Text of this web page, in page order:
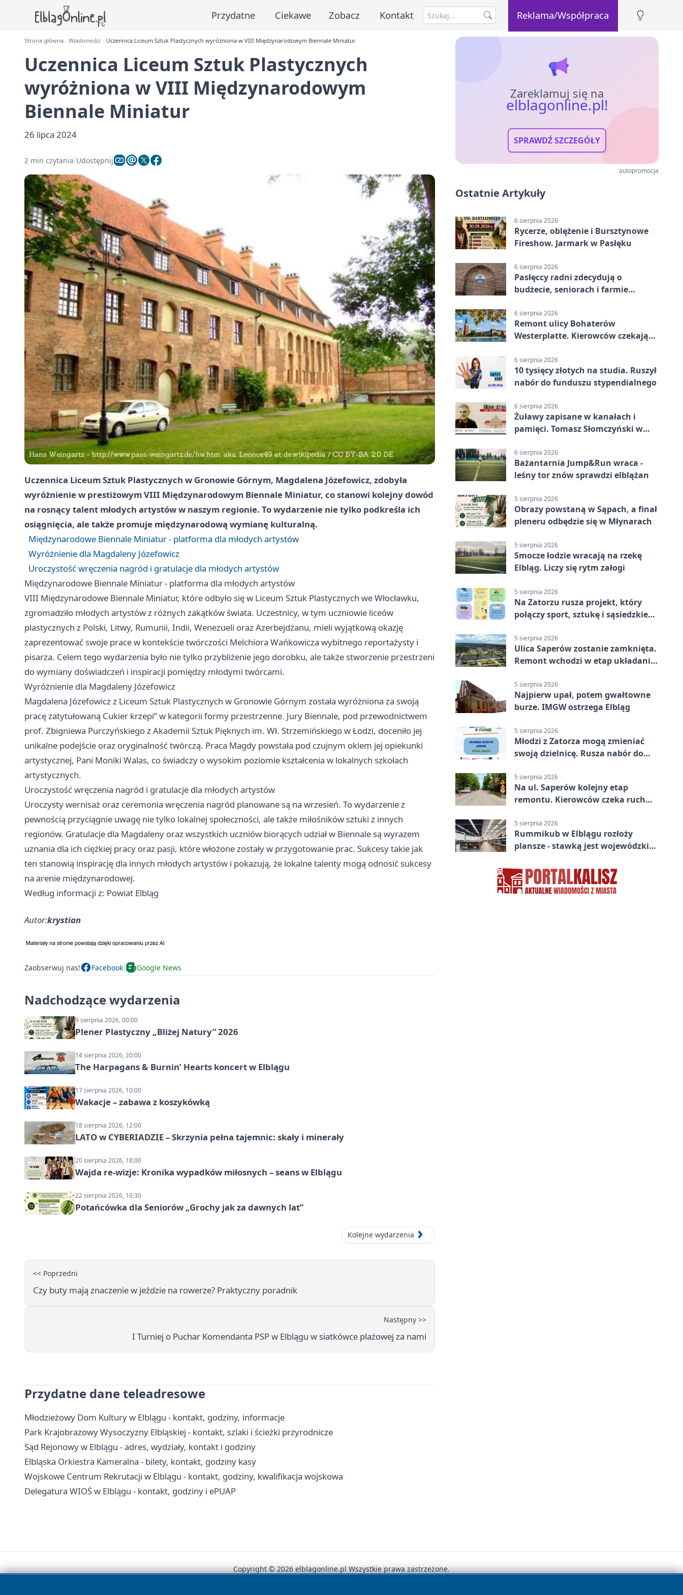
Przydatne Ciekawe Zobacz Kontakt Reklama/Współpraca
Strona główna Wiadomości Uczennica Liceum Sztuk Plastycznych wyróżniona w VIII Międzynarodowym Biennale Miniatur
Uczennica Liceum Sztuk Plastycznych
wyróżniona w VIII Międzynarodowym
Biennale Miniatur
26 lipca 2024
2 min czytania Udostępnij
Uczennica Liceum Sztuk Plastycznych w Gronowie Górnym, Magdalena Józefowicz, zdobyła
wyróżnienie w prestiżowym VIII Międzynarodowym Biennale Miniatur, co stanowi kolejny dowód
na rosnący talent młodych artystów w naszym regionie. To wydarzenie nie tylko podkreśla ich
osiągnięcia, ale także promuje międzynarodową wymianę kulturalną.
Międzynarodowe Biennale Miniatur - platforma dla młodych artystów
Wyróżnienie dla Magdaleny Józefowicz
Uroczystość wręczenia nagród i gratulacje dla młodych artystów
Międzynarodowe Biennale Miniatur - platforma dla młodych artystów
VIII Międzynarodowe Biennale Miniatur, które odbyło się w Liceum Sztuk Plastycznych we Włocławku,
zgromadziło młodych artystów z różnych zakątków świata. Uczestnicy, w tym uczniowie liceów
plastycznych z Polski, Litwy, Rumunii, Indii, Wenezueli oraz Azerbejdżanu, mieli wyjątkową okazję
zaprezentować swoje prace w kontekście twórczości Melchiora Wańkowicza wybitnego reportażysty i
pisarza. Celem tego wydarzenia było nie tylko przybliżenie jego dorobku, ale także stworzenie przestrzeni
do wymiany doświadczeń i inspiracji pomiędzy młodymi twórcami.
Wyróżnienie dla Magdaleny Józefowicz
Magdalena Józefowicz z Liceum Sztuk Plastycznych w Gronowie Górnym została wyróżniona za swoją
pracę zatytułowaną Cukier krzepi” w kategorii formy przestrzenne. Jury Biennale, pod przewodnictwem
prof. Zbigniewa Purczyńskiego z Akademii Sztuk Pięknych im. Wł. Strzemińskiego w Łodzi, doceniło jej
unikalne podejście oraz oryginalność twórczą. Praca Magdy powstała pod czujnym okiem jej opiekunki
artystycznej, Pani Moniki Walas, co świadczy o wysokim poziomie kształcenia w lokalnych szkołach
artystycznych.
Uroczystość wręczenia nagród i gratulacje dla młodych artystów
Uroczysty wernisaż oraz ceremonia wręczenia nagród planowane są na wrzesień. To wydarzenie z
pewnością przyciągnie uwagę nie tylko lokalnej społeczności, ale także miłośników sztuki z innych
regionów. Gratulacje dla Magdaleny oraz wszystkich uczniów biorących udział w Biennale są wyrazem
uznania dla ich ciężkiej pracy oraz pasji, które włożone zostały w przygotowanie prac. Sukcesy takie jak
ten stanowią inspirację dla innych młodych artystów i pokazują, że lokalne talenty mogą odnosić sukcesy
na arenie międzynarodowej.
Według informacji z: Powiat Elbląg
Autor:krystian
Zaobserwuj nas! Facebook Google News
Nadchodzące wydarzenia
9 sierpnia 2026, 00:00
Plener Plastyczny „Bliżej Natury” 2026
14 sierpnia 2026, 20:00
The Harpagans & Burnin’ Hearts koncert w Elblągu
17 sierpnia 2026, 10:00
Wakacje – zabawa z koszykówką
18 sierpnia 2026, 12:00
LATO w CYBERIADZIE – Skrzynia pełna tajemnic: skały i minerały
20 sierpnia 2026, 18:00
Wajda re-wizje: Kronika wypadków miłosnych – seans w Elblągu
22 sierpnia 2026, 10:30
Potańcówka dla Seniorów „Grochy jak za dawnych lat”
Kolejne wydarzenia
<< Poprzedni
Czy buty mają znaczenie w jeździe na rowerze? Praktyczny poradnik
Następny >>
I Turniej o Puchar Komendanta PSP w Elblągu w siatkówce plażowej za nami
Przydatne dane teleadresowe
Młodzieżowy Dom Kultury w Elblągu - kontakt, godziny, informacje
Park Krajobrazowy Wysoczyzny Elbląskiej - kontakt, szlaki i ścieżki przyrodnicze
Sąd Rejonowy w Elblągu - adres, wydziały, kontakt i godziny
Elbląska Orkiestra Kameralna - bilety, kontakt, godziny kasy
Wojskowe Centrum Rekrutacji w Elblągu - kontakt, godziny, kwalifikacja wojskowa
Delegatura WIOŚ w Elblągu - kontakt, godziny i ePUAP
Zareklamuj się na
elblagonline.pl!
SPRAWDŹ SZCZEGÓŁY
autopromocja
Ostatnie Artykuły
6 sierpnia 2026
Rycerze, oblężenie i Bursztynowe
Fireshow. Jarmark w Pasłęku
6 sierpnia 2026
Pasłęccy radni zdecydują o
budżecie, seniorach i farmie
6 sierpnia 2026
Remont ulicy Bohaterów
Westerplatte. Kierowców czekają
6 sierpnia 2026
10 tysięcy złotych na studia. Ruszył
nabór do funduszu stypendialnego
6 sierpnia 2026
Żuławy zapisane w kanałach i
pamięci. Tomasz Słomczyński w
6 sierpnia 2026
Bażantarnia Jump&Run wraca -
leśny tor znów sprawdzi elblążan
5 sierpnia 2026
Obrazy powstaną w Sąpach, a finał
pleneru odbędzie się w Młynarach
5 sierpnia 2026
Smocze łodzie wracają na rzekę
Elbląg. Liczy się rytm załogi
5 sierpnia 2026
Na Zatorzu rusza projekt, który
połączy sport, sztukę i sąsiedzkie
5 sierpnia 2026
Ulica Saperów zostanie zamknięta.
Remont wchodzi w etap układania
5 sierpnia 2026
Najpierw upał, potem gwałtowne
burze. IMGW ostrzega Elbląg
5 sierpnia 2026
Młodzi z Zatorza mogą zmieniać
swoją dzielnicę. Rusza nabór do
5 sierpnia 2026
Na ul. Saperów kolejny etap
remontu. Kierowców czeka ruch
5 sierpnia 2026
Rummikub w Elblągu rozłoży
plansze - stawką jest wojewódzki
Copyright © 2026 elblagonline.pl Wszystkie prawa zastrzeżone.